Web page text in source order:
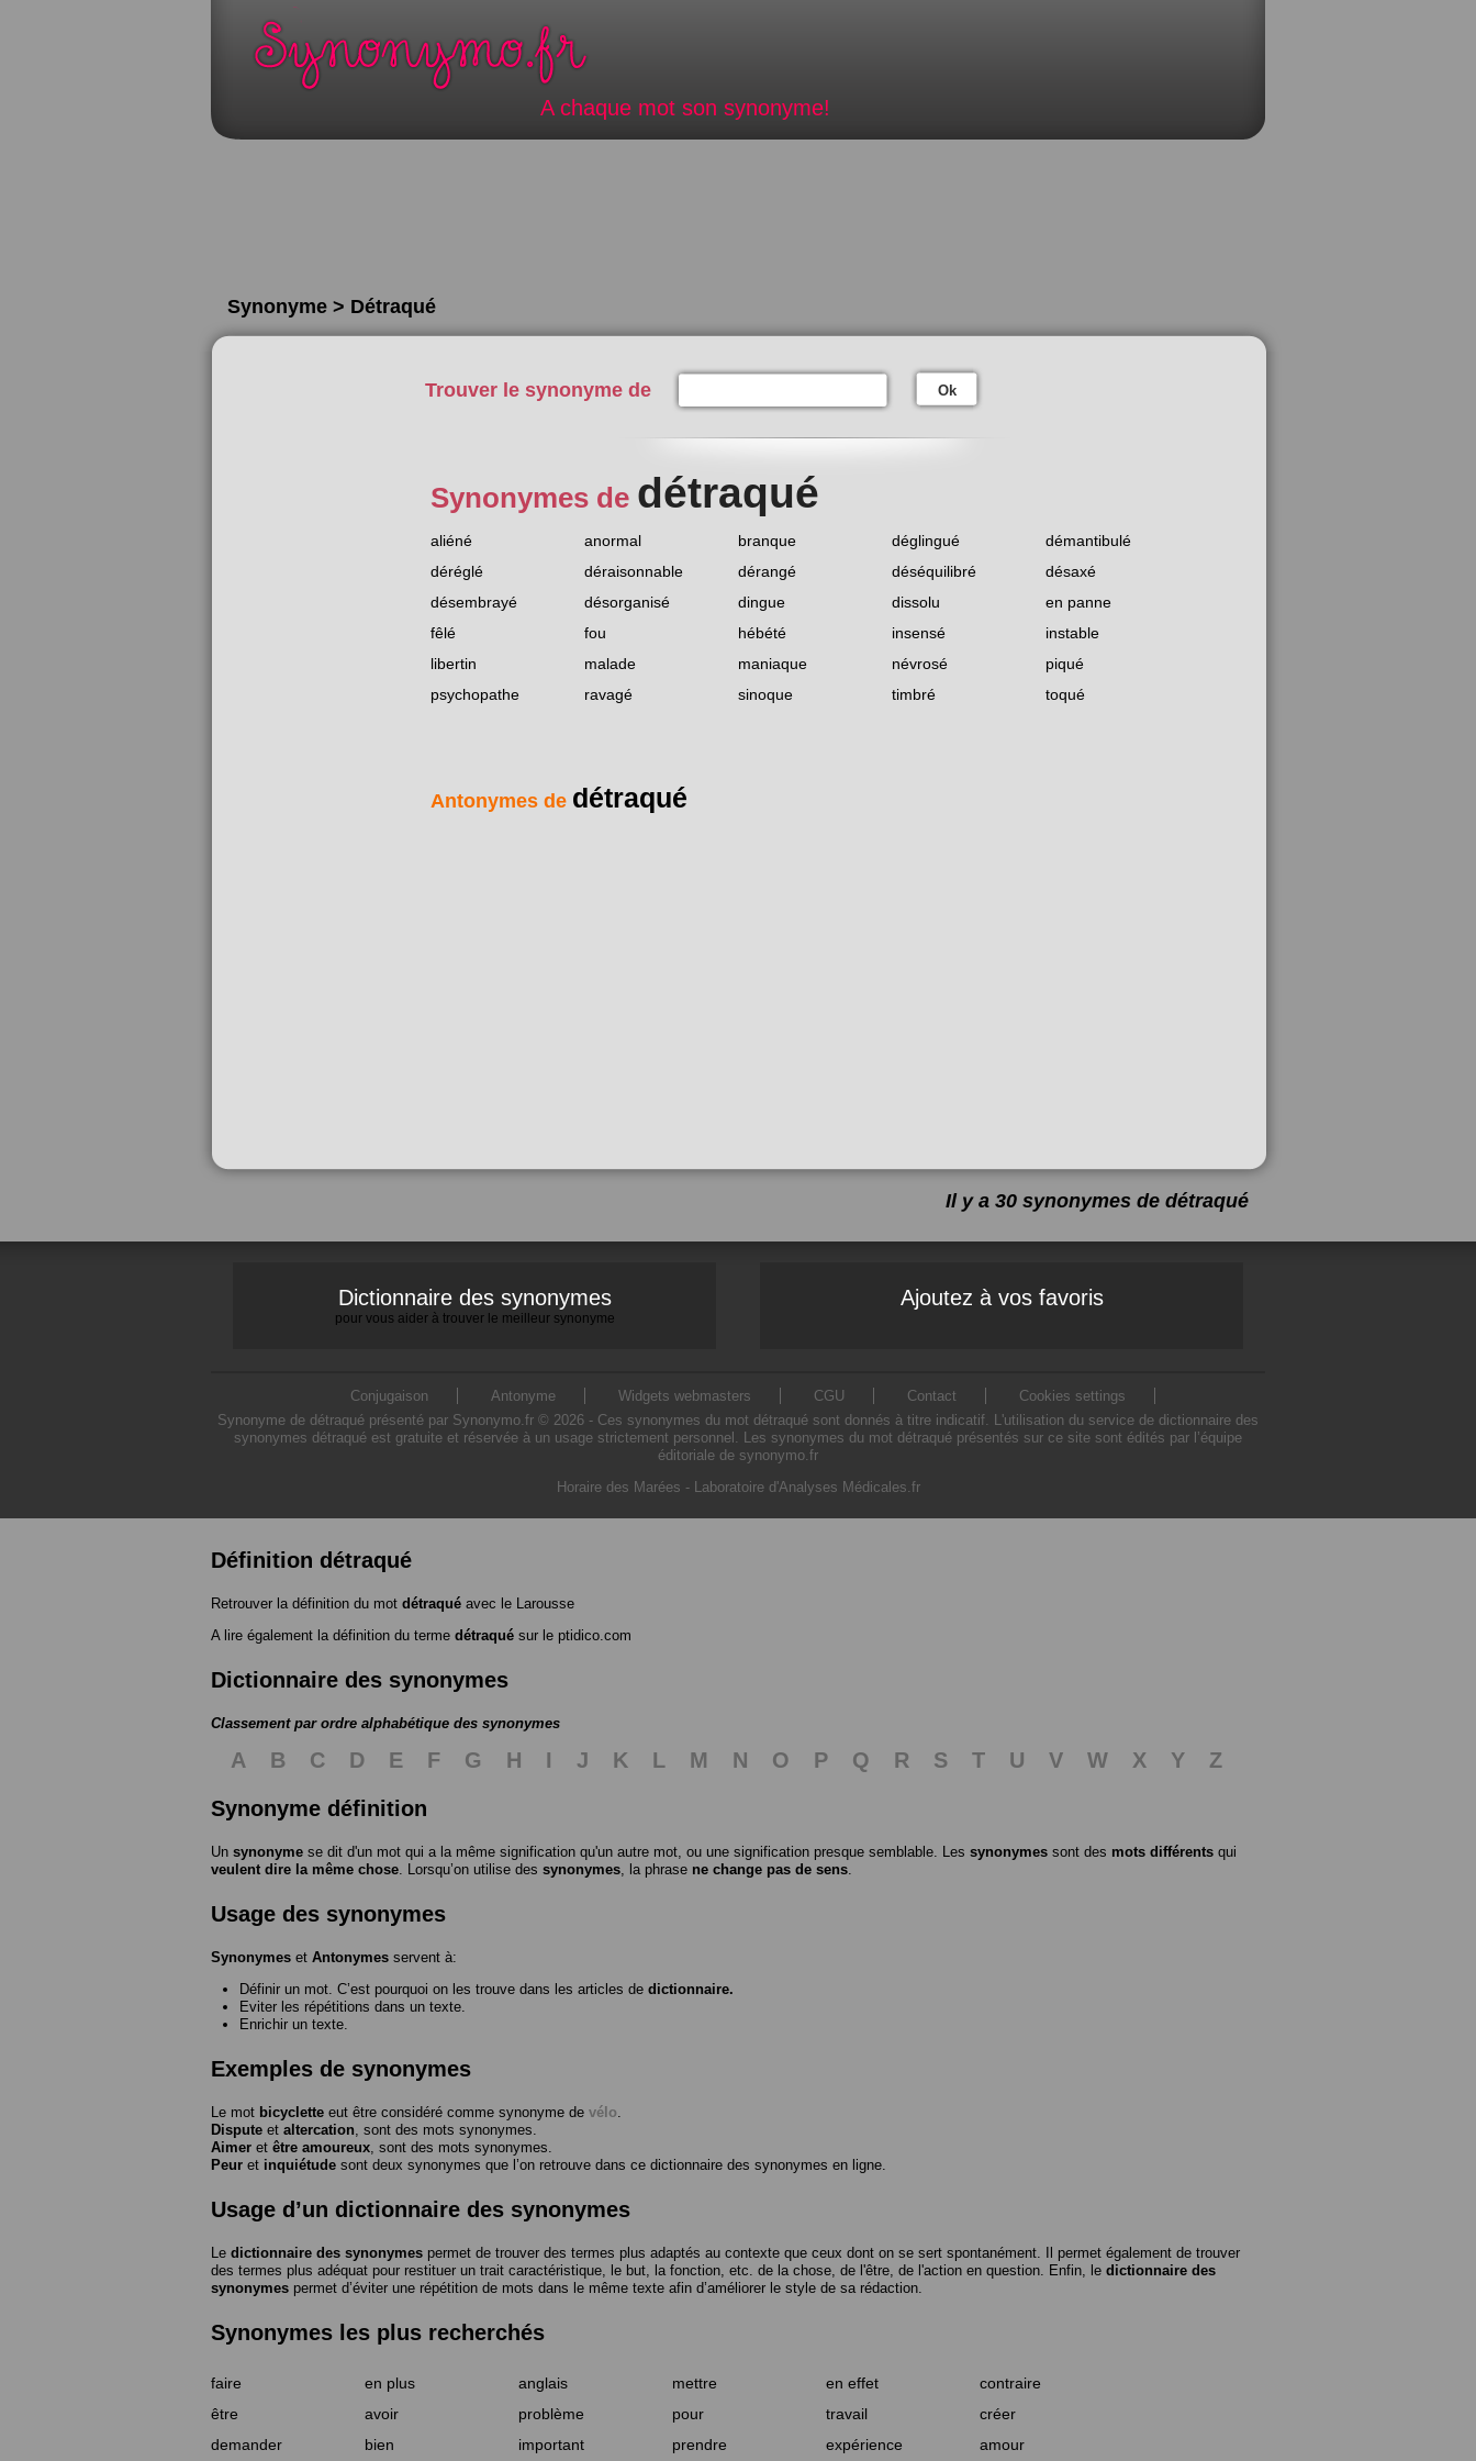
A chaque mot son synonyme!
Synonyme > Détraqué
Trouver le synonyme de Ok
Synonymes de détraqué
aliéné anormal branque déglingué
démantibulé
déréglé
déraisonnable dérangé déséquilibré
désaxé
désembrayé
désorganisé dingue dissolu
en panne
fêlé
fou hébété insensé
instable
libertin
malade maniaque névrosé
piqué
psychopathe
ravagé sinoque timbré toqué
Antonymes de détraqué
Il y a 30 synonymes de détraqué
Dictionnaire des synonymes
pour vous aider à trouver le meilleur synonyme
Ajoutez à vos favoris
Conjugaison Antonyme Widgets webmasters CGU Contact
Cookies settings
Synonyme de détraqué présenté par Synonymo.fr © 2026 - Ces synonymes du mot détraqué sont donnés à titre indicatif. L'utilisation du service de dictionnaire des
synonymes détraqué est gratuite et réservée à un usage strictement personnel. Les synonymes du mot détraqué présentés sur ce site sont édités par l’équipe
éditoriale de synonymo.fr
Horaire des Marées - Laboratoire d'Analyses Médicales.fr
Définition détraqué
Retrouver la définition du mot détraqué avec le Larousse
A lire également la définition du terme détraqué sur le ptidico.com
Dictionnaire des synonymes
Classement par ordre alphabétique des synonymes
A B C D E F G H I J K L M N O P Q R S T U V W X Y
Z
Synonyme définition
Un synonyme se dit d'un mot qui a la même signification qu'un autre mot, ou une signification presque semblable. Les synonymes sont des mots différents qui
veulent dire la même chose. Lorsqu’on utilise des synonymes, la phrase ne change pas de sens.
Usage des synonymes
Synonymes et Antonymes servent à:
Définir un mot. C’est pourquoi on les trouve dans les articles de dictionnaire.
Eviter les répétitions dans un texte.
Enrichir un texte.
Exemples de synonymes
Le mot bicyclette eut être considéré comme synonyme de vélo.
Dispute et altercation, sont des mots synonymes.
Aimer et être amoureux, sont des mots synonymes.
Peur et inquiétude sont deux synonymes que l’on retrouve dans ce dictionnaire des synonymes en ligne.
Usage d’un dictionnaire des synonymes
Le dictionnaire des synonymes permet de trouver des termes plus adaptés au contexte que ceux dont on se sert spontanément. Il permet également de trouver
des termes plus adéquat pour restituer un trait caractéristique, le but, la fonction, etc. de la chose, de l'être, de l'action en question. Enfin, le dictionnaire des
synonymes permet d’éviter une répétition de mots dans le même texte afin d’améliorer le style de sa rédaction.
Synonymes les plus recherchés
faire en plus anglais mettre en effet
contraire
être
avoir problème pour travail
créer
demander
bien important prendre expérience amour